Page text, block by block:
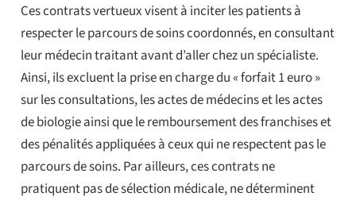
Ces contrats vertueux visent à inciter les patients à
respecter le parcours de soins coordonnés, en consultant
leur médecin traitant avant d’aller chez un spécialiste.
Ainsi, ils excluent la prise en charge du « forfait 1 euro »
sur les consultations, les actes de médecins et les actes
de biologie ainsi que le remboursement des franchises et
des pénalités appliquées à ceux qui ne respectent pas le
parcours de soins. Par ailleurs, ces contrats ne
pratiquent pas de sélection médicale, ne déterminent